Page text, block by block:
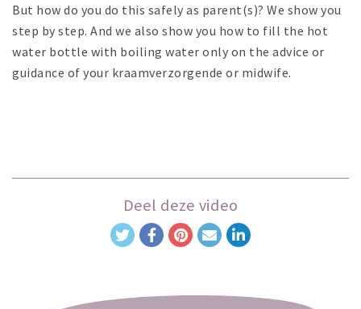
But how do you do this safely as parent(s)? We show you
step by step. And we also show you how to fill the hot
water bottle with boiling water only on the advice or
guidance of your kraamverzorgende or midwife.
Deel deze video